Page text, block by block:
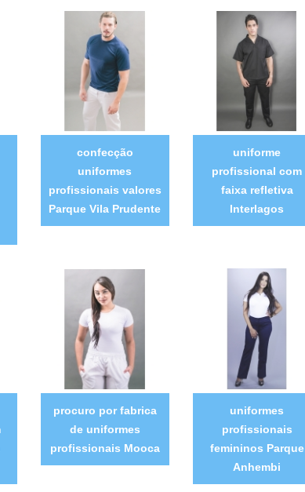
confecção
uniformes
profissionais valores
Parque Vila Prudente
uniforme
profissional com
faixa refletiva
Interlagos
procuro por fabrica
de uniformes
profissionais Mooca
uniformes
profissionais
femininos Parque
Anhembi